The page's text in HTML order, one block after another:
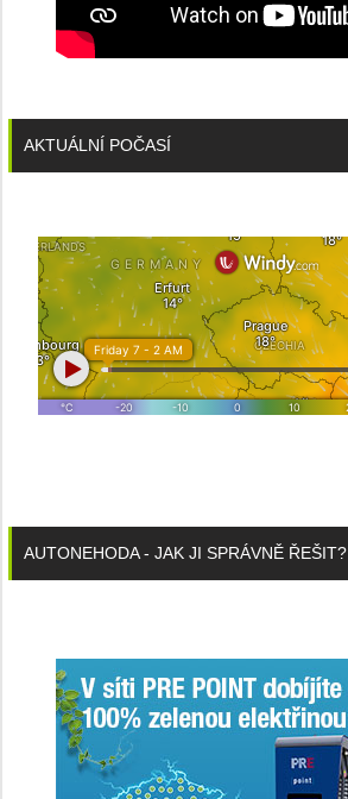
AKTUÁLNÍ POČASÍ
AUTONEHODA - JAK JI SPRÁVNĚ ŘEŠIT?